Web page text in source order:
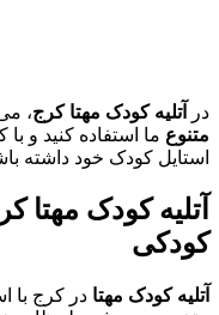
در آتلیه کودک مهتا کرج،
متنوع ما استفاده کنید و
استایل کودک خود داشته
آتلیه کودک
کودکی
آتلیه کودک مهتا در کرج با